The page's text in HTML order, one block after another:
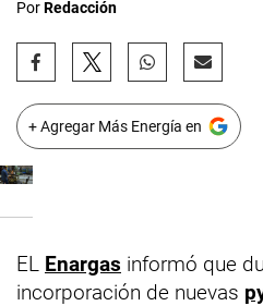
PorRedacción
+ Agregar Más Energía en
EL Enargas informó que
incorporación de nuevas